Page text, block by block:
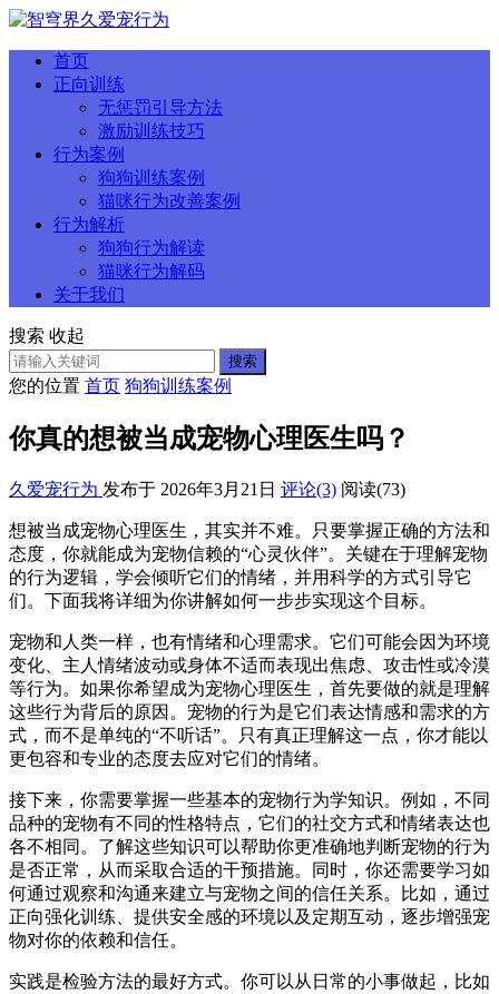
首页
正向训练
无惩罚引导方法
激励训练技巧
行为案例
狗狗训练案例
猫咪行为改善案例
行为解析
狗狗行为解读
猫咪行为解码
关于我们
搜索 收起
搜索
您的位置 首页 狗狗训练案例
你真的想被当成宠物心理医生吗？
久爱宠行为 发布于 2026年3月21日 评论(3) 阅读(73)
想被当成宠物心理医生，其实并不难。只要掌握正确的方法和
态度，你就能成为宠物信赖的“心灵伙伴”。关键在于理解宠物
的行为逻辑，学会倾听它们的情绪，并用科学的方式引导它
们。下面我将详细为你讲解如何一步步实现这个目标。
宠物和人类一样，也有情绪和心理需求。它们可能会因为环境
变化、主人情绪波动或身体不适而表现出焦虑、攻击性或冷漠
等行为。如果你希望成为宠物心理医生，首先要做的就是理解
这些行为背后的原因。宠物的行为是它们表达情感和需求的方
式，而不是单纯的“不听话”。只有真正理解这一点，你才能以
更包容和专业的态度去应对它们的情绪。
接下来，你需要掌握一些基本的宠物行为学知识。例如，不同
品种的宠物有不同的性格特点，它们的社交方式和情绪表达也
各不相同。了解这些知识可以帮助你更准确地判断宠物的行为
是否正常，从而采取合适的干预措施。同时，你还需要学习如
何通过观察和沟通来建立与宠物之间的信任关系。比如，通过
正向强化训练、提供安全感的环境以及定期互动，逐步增强宠
物对你的依赖和信任。
实践是检验方法的最好方式。你可以从日常的小事做起，比如